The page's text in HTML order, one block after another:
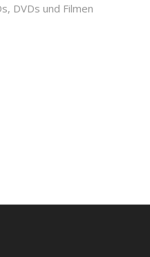
DVDs und Filmen